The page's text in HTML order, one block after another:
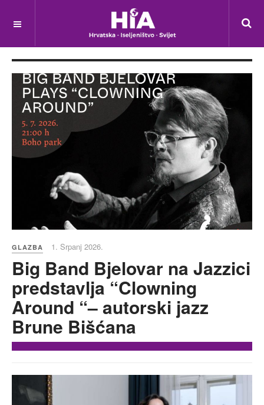
GLAZBA 1. Srpanj 2026.
Big Band Bjelovar na Jazzici
predstavlja “Clowning
Around “– autorski jazz
Brune Bišćana